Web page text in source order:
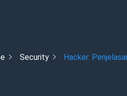
Security Hacker: